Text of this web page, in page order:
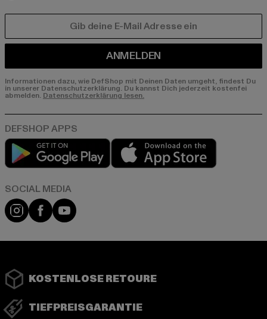
ANMELDEN
Informationen dazu, wie DefShop mit Deinen Daten umgeht, findest Du
in unserer Datenschutzerklärung. Du kannst Dich jederzeit kostenfei
abmelden. Datenschutzerklärung lesen.
Play market
Instagram
FacebookYouTube
KOSTENLOSE RETOURE
TIEFPREISGARANTIE